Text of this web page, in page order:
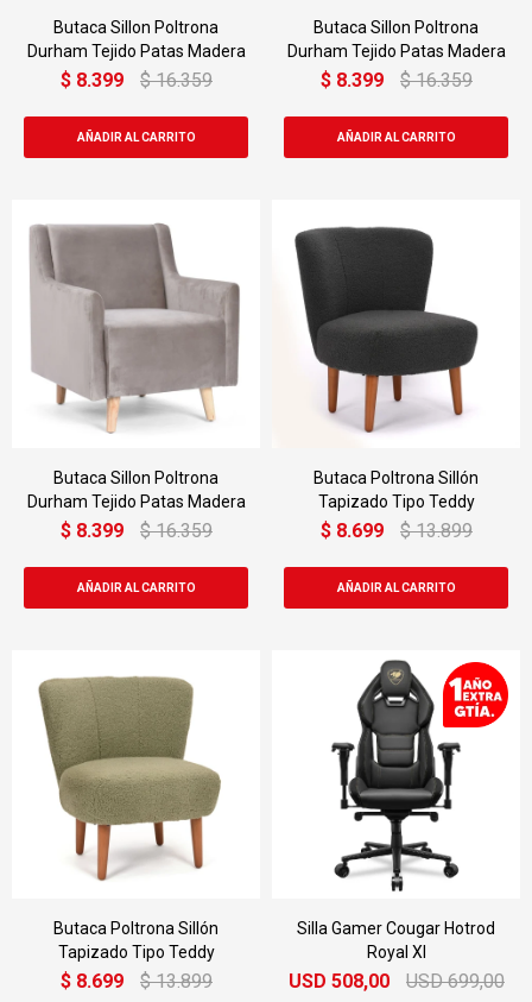
Butaca Sillon Poltrona
Durham Tejido Patas Madera
$ 8.399 $ 16.359
Butaca Sillon Poltrona
Durham Tejido Patas Madera
$ 8.399 $ 16.359
Butaca Sillon Poltrona
Durham Tejido Patas Madera
$ 8.399 $ 16.359
Butaca Poltrona Sillón
Tapizado Tipo Teddy
$ 8.699 $ 13.899
Butaca Poltrona Sillón
Tapizado Tipo Teddy
$ 8.699 $ 13.899
Silla Gamer Cougar Hotrod
Royal Xl
USD 508,00 USD 699,00